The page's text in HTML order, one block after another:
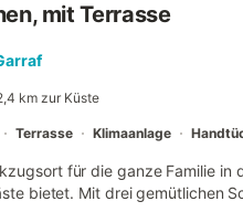
Dachterrasse mit
Ausgestattet mit
und Platz auf der
Tapas-Bars. Der Zugang zur
befindet sich...
mit Terrasse
km zur Küste
Terrasse Klimaanlage
für die ganze Familie in
bietet. Mit drei gemütlichen